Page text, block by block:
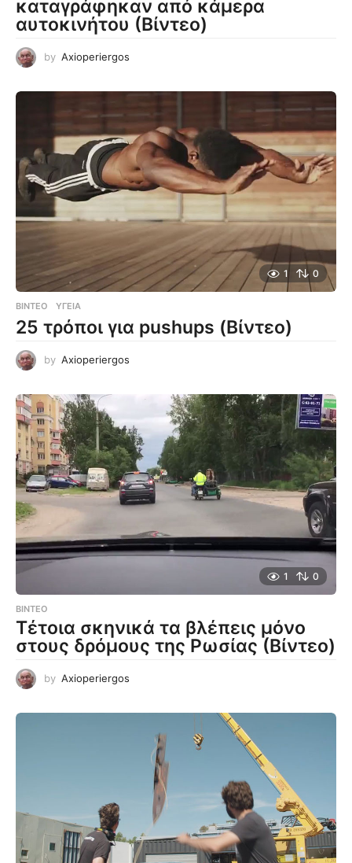
καταγράφηκαν από κάμερα
αυτοκινήτου (Βίντεο)
by Axioperiergos
1 0
ΒΊΝΤΕΟ ΥΓΕΊΑ
25 τρόποι για pushups (Βίντεο)
by Axioperiergos
1 0
ΒΊΝΤΕΟ
Τέτοια σκηνικά τα βλέπεις μόνο
στους δρόμους της Ρωσίας (Βίντεο)
by Axioperiergos